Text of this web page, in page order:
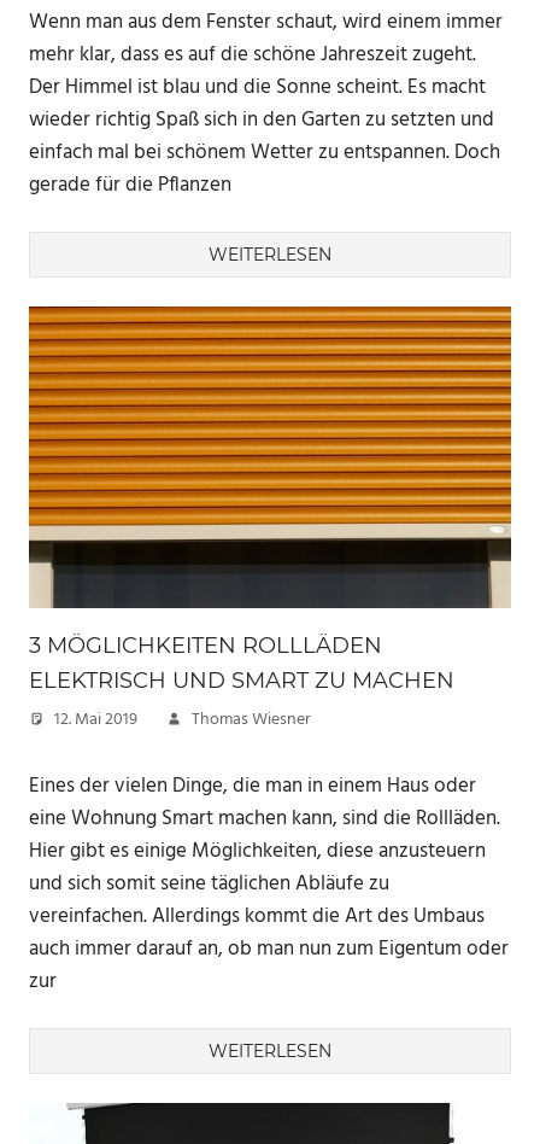
Wenn man aus dem Fenster schaut, wird einem immer
mehr klar, dass es auf die schöne Jahreszeit zugeht.
Der Himmel ist blau und die Sonne scheint. Es macht
wieder richtig Spaß sich in den Garten zu setzten und
einfach mal bei schönem Wetter zu entspannen. Doch
gerade für die Pflanzen
WEITERLESEN
3 MÖGLICHKEITEN ROLLLÄDEN
ELEKTRISCH UND SMART ZU MACHEN
12. Mai 2019 Thomas Wiesner
Eines der vielen Dinge, die man in einem Haus oder
eine Wohnung Smart machen kann, sind die Rollläden.
Hier gibt es einige Möglichkeiten, diese anzusteuern
und sich somit seine täglichen Abläufe zu
vereinfachen. Allerdings kommt die Art des Umbaus
auch immer darauf an, ob man nun zum Eigentum oder
zur
WEITERLESEN